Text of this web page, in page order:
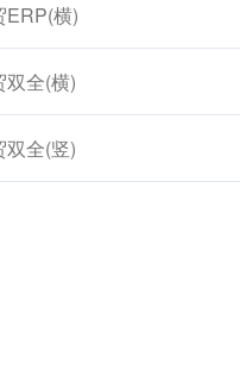
ERP(横)
双全(横)
双全(竖)